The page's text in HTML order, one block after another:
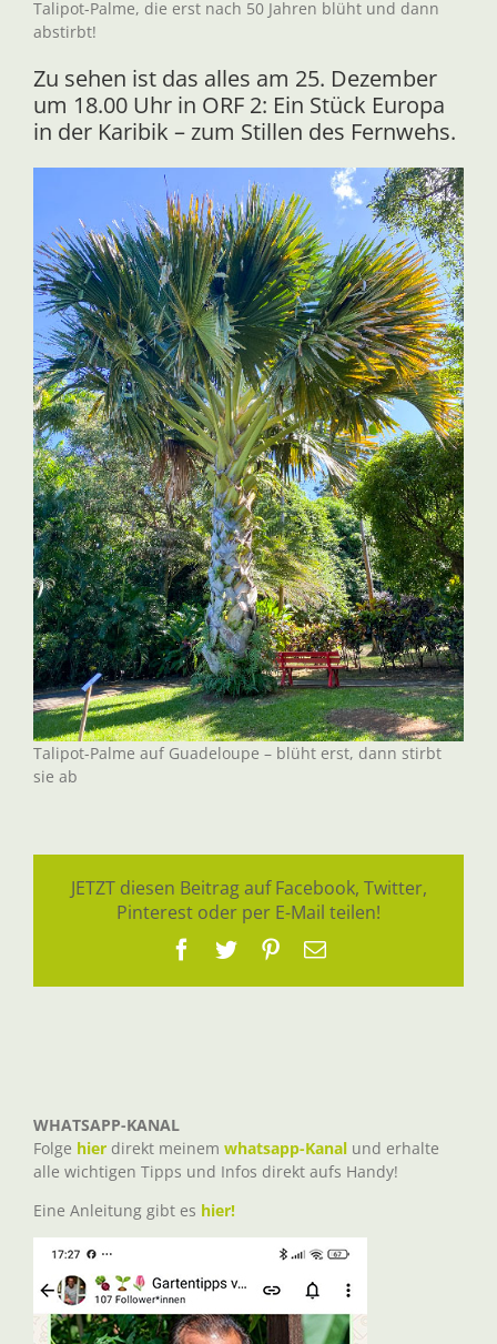
Talipot-Palme, die erst nach 50 Jahren blüht und dann
abstirbt!
Zu sehen ist das alles am 25. Dezember
um 18.00 Uhr in ORF 2: Ein Stück Europa
in der Karibik – zum Stillen des Fernwehs.
Talipot-Palme auf Guadeloupe – blüht erst, dann stirbt
sie ab
JETZT diesen Beitrag auf Facebook, Twitter,
Pinterest oder per E-Mail teilen!
Facebook
TwitterPinterest
E-
WHATSAPP-KANAL
Folge hier direkt meinem whatsapp-Kanal und erhalte
alle wichtigen Tipps und Infos direkt aufs Handy!
Eine Anleitung gibt es hier!